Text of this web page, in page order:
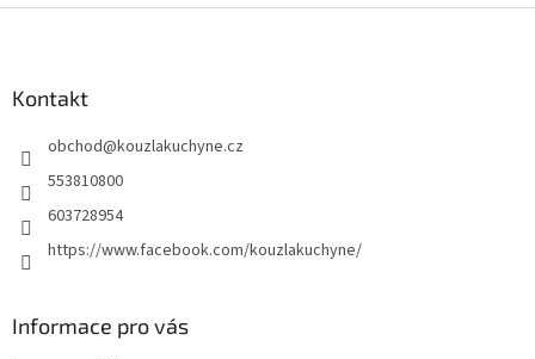
d
ý
v
Kontakt
obchod@kouzlakuchyne.cz
553810800
603728954
https://www.facebook.com/kouzlakuchyne/
Informace pro vás